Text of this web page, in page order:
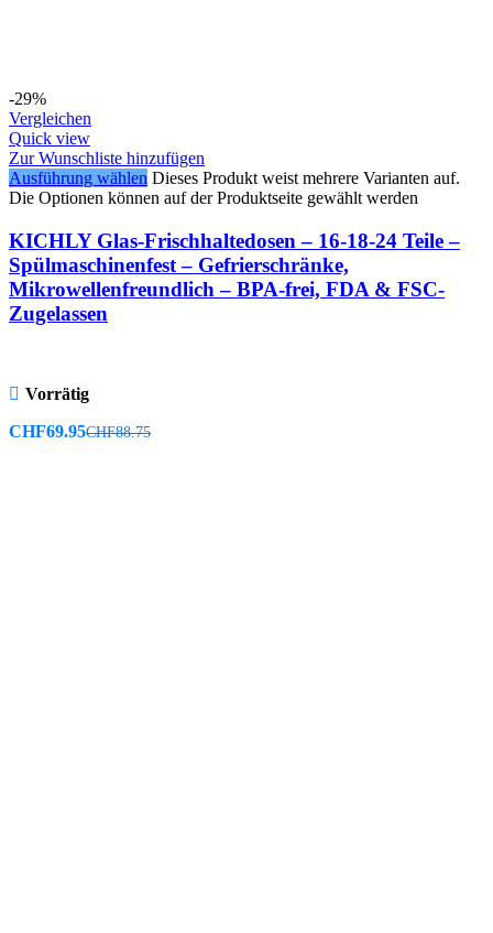
-29%
Vergleichen
Quick view
Zur Wunschliste hinzufügen
Ausführung wählen Dieses Produkt weist mehrere Varianten auf.
Die Optionen können auf der Produktseite gewählt werden
KICHLY Glas-Frischhaltedosen – 16-18-24 Teile –
Spülmaschinenfest – Gefrierschränke,
Mikrowellenfreundlich – BPA-frei, FDA & FSC-
Zugelassen
Vorrätig
CHF69.95CHF88.75